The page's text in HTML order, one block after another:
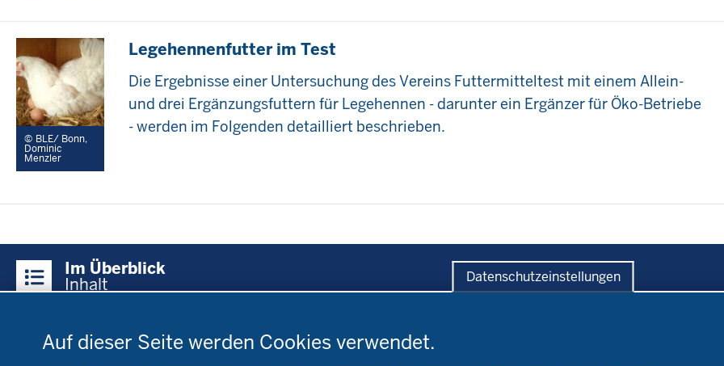
Datenschutzeinstellungen
Auf dieser Seite werden Cookies verwendet.
BLE/ Bonn,
Dominic
Menzler
Legehennenfutter im Test
Die Ergebnisse einer Untersuchung des Vereins Futtermitteltest mit einem Allein-
und drei Ergänzungsfuttern für Legehennen - darunter ein Ergänzer für Öko-Betriebe
- werden im Folgenden detailliert beschrieben.
Inhalte
Im Überblick
Inhalt
Startseite Fachinfo Beratung